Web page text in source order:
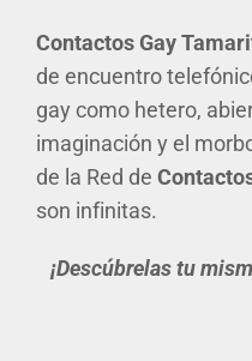
Contactos Gay
de encuentro
gay como hetero,
imaginación y el
de la Red de
son infinitas.
¡Descúbrelas tu